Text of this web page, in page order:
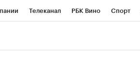
Телеканал РБК Вино Спорт